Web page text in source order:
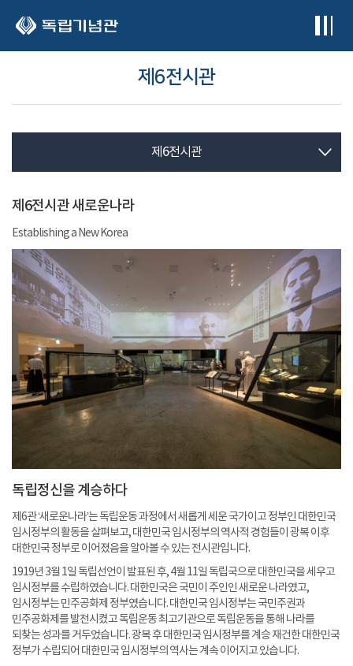
제6전시관
제6전시관
제6전시관 새로운나라
Establishing a New Korea
독립정신을 계승하다
제6관 ‘새로운나라’는 독립운동 과정에서 새롭게 세운 국가이고 정부인 대한민국
임시정부의 활동을 살펴보고, 대한민국 임시정부의 역사적 경험들이 광복 이후
대한민국 정부로 이어졌음을 알아볼 수 있는 전시관입니다.
1919년 3월 1일 독립선언이 발표된 후, 4월 11일 독립국으로 대한민국을 세우고
임시정부를 수립하였습니다. 대한민국은 국민이 주인인 새로운 나라였고,
임시정부는 민주공화제 정부였습니다. 대한민국 임시정부는 국민주권과
민주공화제를 발전시켰고 독립운동 최고기관으로 독립운동을 통해 나라를
되찾는 성과를 거두었습니다. 광복 후 대한민국 임시정부를 계승 재건한 대한민국
정부가 수립되어 대한민국 임시정부의 역사는 계속 이어지고 있습니다.